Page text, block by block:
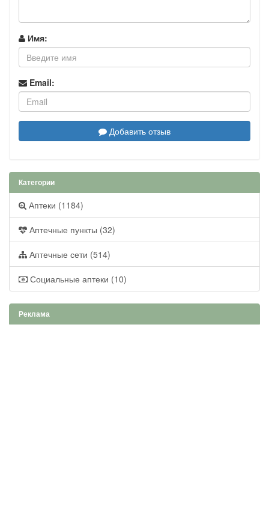
Имя:
Email:
Добавить отзыв
Категории
Аптеки (1184)
Аптечные пункты (32)
Аптечные сети (514)
Социальные аптеки (10)
Реклама